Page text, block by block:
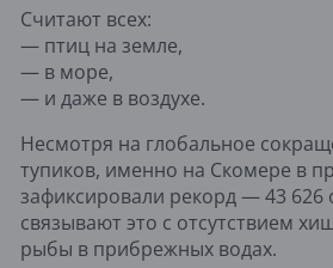
Считают всех:
— птиц на земле,
— в море,
— и даже в воздухе.
Несмотря на глобальное
тупиков, именно на Скомере в
зафиксировали рекорд — 43 626
связывают это с отсутствием
рыбы в прибрежных водах.